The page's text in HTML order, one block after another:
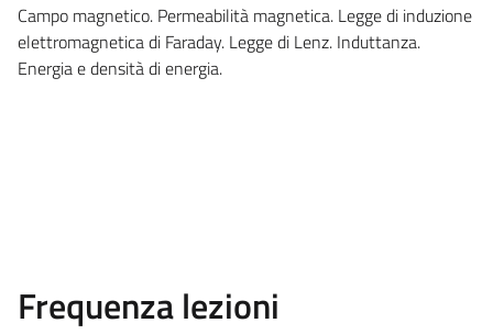
Campo magnetico. Permeabilità magnetica. Legge di induzione
elettromagnetica di Faraday. Legge di Lenz. Induttanza.
Energia e densità di energia.
Frequenza lezioni